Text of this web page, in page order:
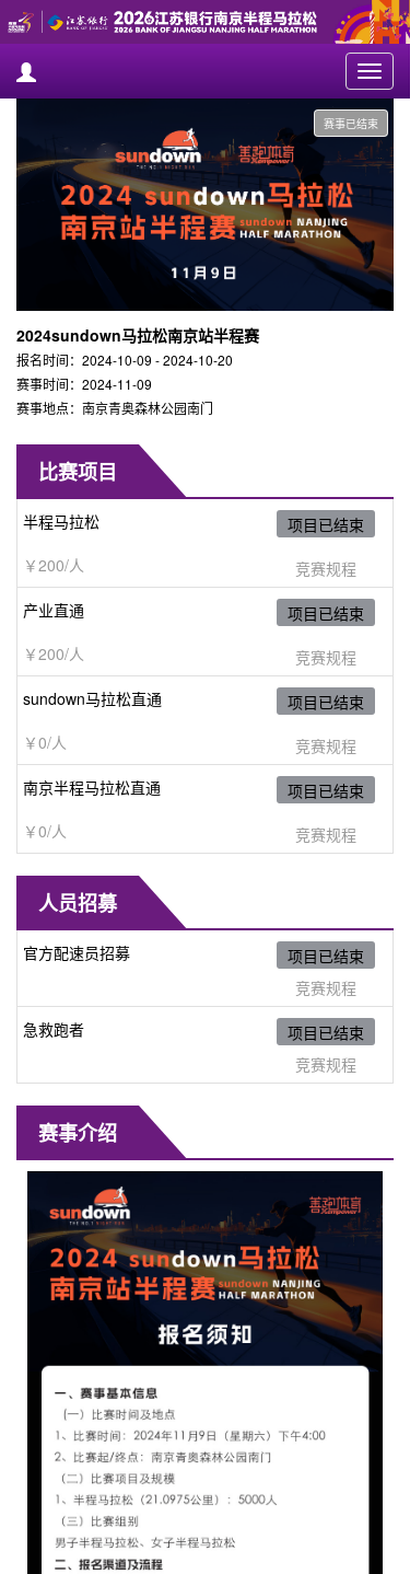
Toggle
2024sundown马拉松南京站半程赛
报名时间：2024-10-09 - 2024-10-20
赛事时间：2024-11-09
赛事地点：南京青奥森林公园南门
赛事已结束
比赛项目
半程马拉松
竞赛规程
￥200/人
项目已结束
产业直通
竞赛规程
￥200/人
项目已结束
sundown马拉松直通
竞赛规程
￥0/人
项目已结束
南京半程马拉松直通
竞赛规程
￥0/人
项目已结束
人员招募
官方配速员招募
竞赛规程
项目已结束
急救跑者
竞赛规程
项目已结束
赛事介绍